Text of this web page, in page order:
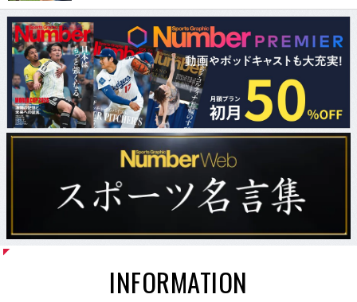
INFORMATION